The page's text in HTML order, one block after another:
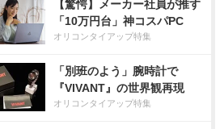
【驚愕】メーカー社員が推す
「10万円台」神コスパPC
オリコンタイアップ特集
「別班のよう」腕時計で
『VIVANT』の世界観再現
オリコンタイアップ特集